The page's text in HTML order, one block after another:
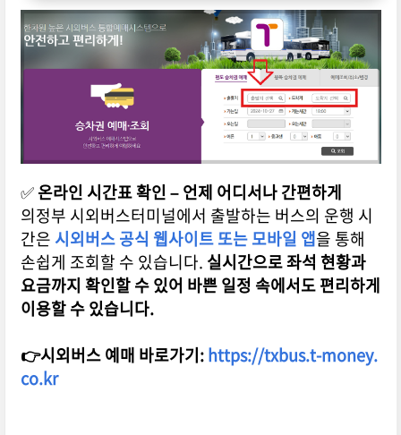
✅온라인 시간표 확인 – 언제 어디서나 간편하게
의정부 시외버스터미널에서 출발하는 버스의 운행 시
간은 시외버스 공식 웹사이트 또는 모바일 앱을 통해
손쉽게 조회할 수 있습니다. 실시간으로 좌석 현황과
요금까지 확인할 수 있어 바쁜 일정 속에서도 편리하게
이용할 수 있습니다.
👉시외버스 예매 바로가기:https://txbus.t-money.
co.kr